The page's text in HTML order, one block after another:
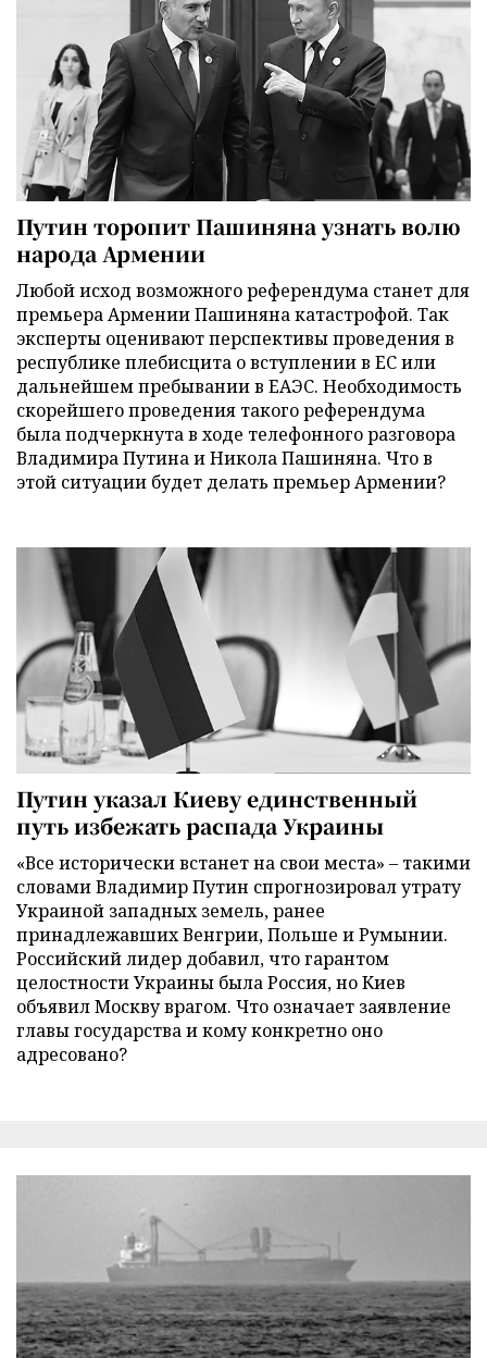
Путин торопит Пашиняна узнать волю
народа Армении
Любой исход возможного референдума станет для
премьера Армении Пашиняна катастрофой. Так
эксперты оценивают перспективы проведения в
республике плебисцита о вступлении в ЕС или
дальнейшем пребывании в ЕАЭС. Необходимость
скорейшего проведения такого референдума
была подчеркнута в ходе телефонного разговора
Владимира Путина и Никола Пашиняна. Что в
этой ситуации будет делать премьер Армении?
Путин указал Киеву единственный
путь избежать распада Украины
«Все исторически встанет на свои места» – такими
словами Владимир Путин спрогнозировал утрату
Украиной западных земель, ранее
принадлежавших Венгрии, Польше и Румынии.
Российский лидер добавил, что гарантом
целостности Украины была Россия, но Киев
объявил Москву врагом. Что означает заявление
главы государства и кому конкретно оно
адресовано?